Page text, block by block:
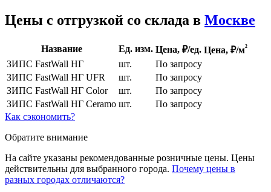
Цены с отгрузкой со склада в Москве
Название Ед. изм. Цена, ₽/ед. Цена, ₽/м²
ЗИПС FastWall НГ шт.
По запросу
ЗИПС FastWall НГ UFR
шт.
По запросу
ЗИПС FastWall НГ Color
шт.
По запросу
ЗИПС FastWall НГ Ceramo шт.
По запросу
Как сэкономить?
Обратите внимание
На сайте указаны рекомендованные розничные цены. Цены
действительны для выбранного города. Почему цены в
разных городах отличаются?